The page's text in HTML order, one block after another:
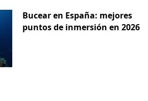
Bucear en España: mejores
puntos de inmersión en 2026